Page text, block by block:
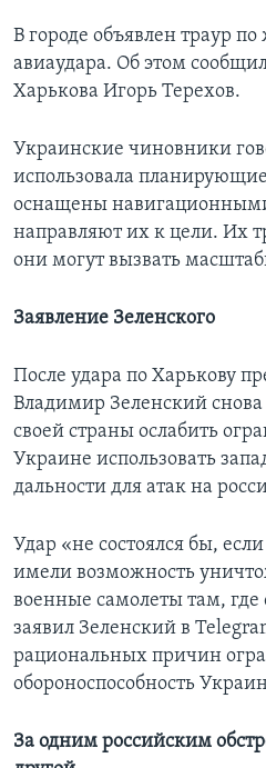
В городе объявлен траур
авиаудара. Об этом
Харькова Игорь Терехов.
Украинские чиновники
использовала
оснащены
направляют их к цели. Их
они могут вызвать
Заявление Зеленского
После удара по Харькову
Владимир Зеленский
своей страны ослабить
Украине использовать
дальности для атак на
Удар «не состоялся бы,
имели возможность
военные самолеты там,
заявил Зеленский в
рациональных причин
обороноспособность
За одним российским